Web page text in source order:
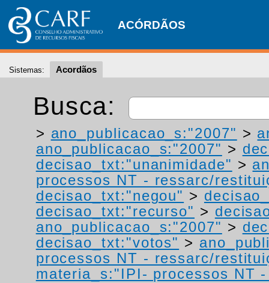
ACÓRDÃOS
Sistemas: Acordãos
Busca:
> ano_publicacao_s:"2007" >
ano_publicacao_s:"2007" >
decisao_txt:"unanimidade" >
processos NT - ressarc/
decisao_txt:"negou" >
decisao_txt:"recurso" >
ano_publicacao_s:"2007" >
decisao_txt:"votos" >
processos NT - ressarc/
materia_s:"IPI- processos NT